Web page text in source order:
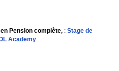
Pension complète,: Stage de
Academy